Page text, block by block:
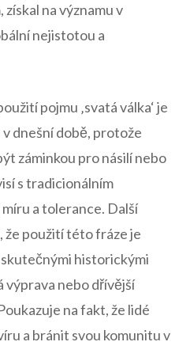
na významu v
nejistotou a‍
pojmu ‚svatá válka‘ je
dnešní době, protože
záminkou pro násilí nebo
s tradicionálním
a tolerance. Další
že použití této fráze je
historickými
výprava nebo dřívější
na fakt, že lidé
a bránit svou komunitu v